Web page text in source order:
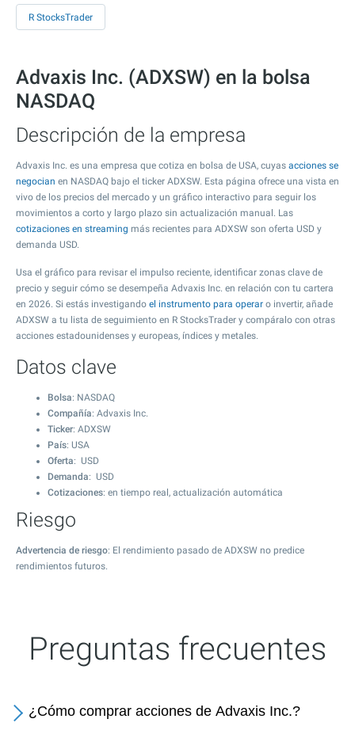
R StocksTrader
Advaxis Inc. (ADXSW) en la bolsa
NASDAQ
Descripción de la empresa
Advaxis Inc. es una empresa que cotiza en bolsa de USA, cuyas acciones se
negocian en NASDAQ bajo el ticker ADXSW. Esta página ofrece una vista en
vivo de los precios del mercado y un gráfico interactivo para seguir los
movimientos a corto y largo plazo sin actualización manual. Las
cotizaciones en streaming más recientes para ADXSW son oferta USD y
demanda USD.
Usa el gráfico para revisar el impulso reciente, identificar zonas clave de
precio y seguir cómo se desempeña Advaxis Inc. en relación con tu cartera
en 2026. Si estás investigando el instrumento para operar o invertir, añade
ADXSW a tu lista de seguimiento en R StocksTrader y compáralo con otras
acciones estadounidenses y europeas, índices y metales.
Datos clave
Bolsa: NASDAQ
Compañía: Advaxis Inc.
Ticker: ADXSW
País: USA
Oferta: USD
Demanda: USD
Cotizaciones: en tiempo real, actualización automática
Riesgo
Advertencia de riesgo: El rendimiento pasado de ADXSW no predice
rendimientos futuros.
Preguntas frecuentes
¿Cómo comprar acciones de Advaxis Inc.?